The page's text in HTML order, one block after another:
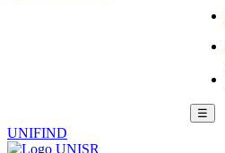
☰
UNIFIND